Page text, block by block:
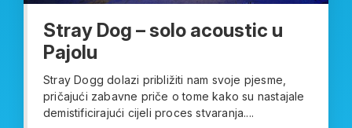
Stray Dog – solo acoustic u
Pajolu
Stray Dogg dolazi približiti nam svoje pjesme,
pričajući zabavne priče o tome kako su nastajale
demistificirajući cijeli proces stvaranja....